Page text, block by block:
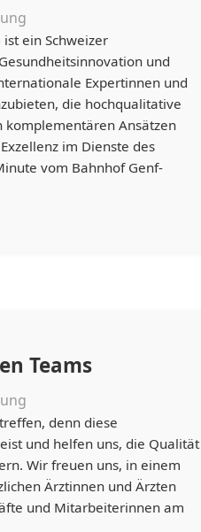
ein Schweizer
und
Expertinnen und
die hochqualitative
komplementären Ansätzen
im Dienste des
vom Bahnhof Genf-
Teams
denn diese
und helfen uns, die Qualität
Wir freuen uns, in einem
Ärztinnen und Ärzten
und Mitarbeiterinnen am